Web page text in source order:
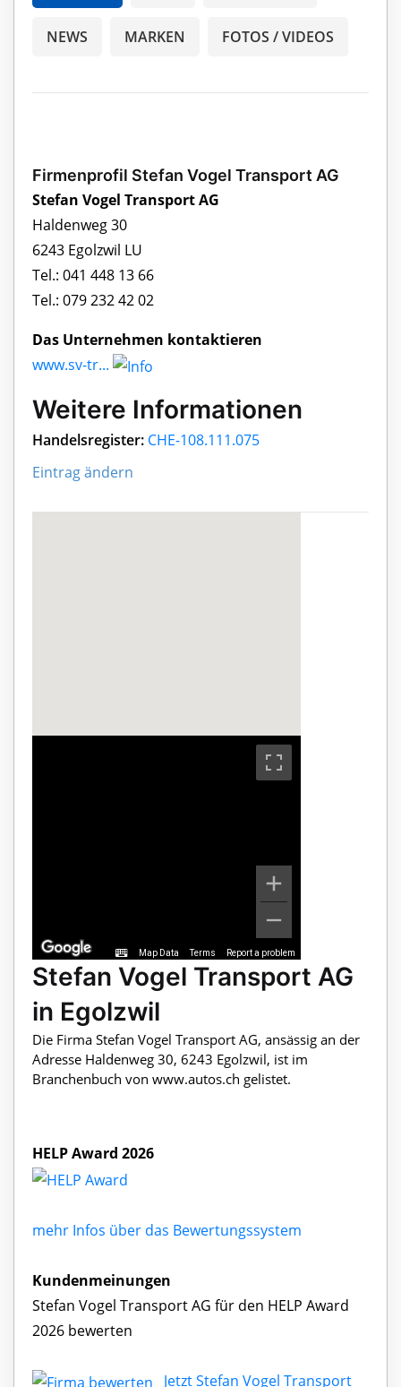
NEWS MARKEN FOTOS / VIDEOS
Firmenprofil Stefan Vogel Transport AG
Stefan Vogel Transport AG
Haldenweg 30
6243 Egolzwil LU
Tel.: 041 448 13 66
Tel.: 079 232 42 02
Das Unternehmen kontaktieren
www.sv-tr...
Weitere Informationen
Handelsregister: CHE-108.111.075
Eintrag ändern
Map Data Terms Report a problem
Stefan Vogel Transport AG
in Egolzwil
Die Firma Stefan Vogel Transport AG, ansässig an der
Adresse Haldenweg 30, 6243 Egolzwil, ist im
Branchenbuch von www.autos.ch gelistet.
HELP Award 2026
mehr Infos über das Bewertungssystem
Kundenmeinungen
Stefan Vogel Transport AG für den HELP Award
2026 bewerten
Jetzt Stefan Vogel Transport